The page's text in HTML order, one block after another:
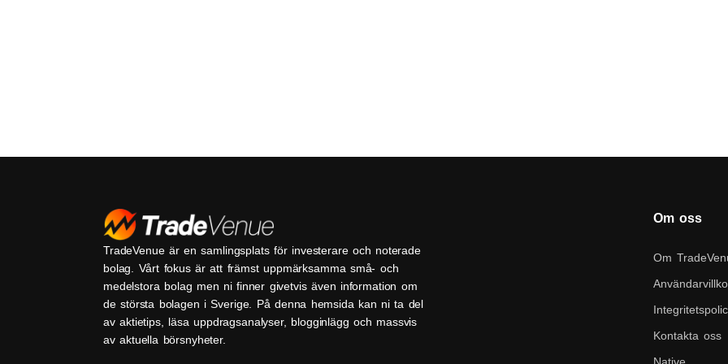
TradeVenue är en samlingsplats för investerare och noterade
bolag. Vårt fokus är att främst uppmärksamma små- och
medelstora bolag men ni finner givetvis även information om
de största bolagen i Sverige. På denna hemsida kan ni ta del
av aktietips, läsa uppdragsanalyser, blogginlägg och massvis
av aktuella börsnyheter.
Om oss
Om
Kontakta oss